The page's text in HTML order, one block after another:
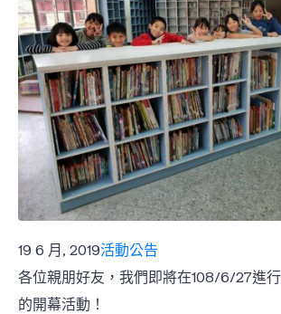
19 6 月, 2019活動公告
各位親朋好友，我們即將在108/6/27進
的開幕活動！